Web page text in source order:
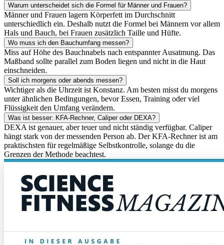
Warum unterscheidet sich die Formel für Männer und Frauen?
Männer und Frauen lagern Körperfett im Durchschnitt
unterschiedlich ein. Deshalb nutzt die Formel bei Männern vor allem
Hals und Bauch, bei Frauen zusätzlich Taille und Hüfte.
Wo muss ich den Bauchumfang messen?
Miss auf Höhe des Bauchnabels nach entspannter Ausatmung. Das
Maßband sollte parallel zum Boden liegen und nicht in die Haut
einschneiden.
Soll ich morgens oder abends messen?
Wichtiger als die Uhrzeit ist Konstanz. Am besten misst du morgens
unter ähnlichen Bedingungen, bevor Essen, Training oder viel
Flüssigkeit den Umfang verändern.
Was ist besser: KFA-Rechner, Caliper oder DEXA?
DEXA ist genauer, aber teuer und nicht ständig verfügbar. Caliper
hängt stark von der messenden Person ab. Der KFA-Rechner ist am
praktischsten für regelmäßige Selbstkontrolle, solange du die
Grenzen der Methode beachtest.